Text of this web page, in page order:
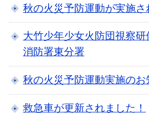
秋の火災予防運動が実施さ
大竹少年少女火防団視察
消防署東分署
秋の火災予防運動実施のお
救急車が更新されました！